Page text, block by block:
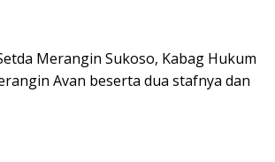
Merangin Sukoso, Kabag Hukum
Avan beserta dua stafnya dan